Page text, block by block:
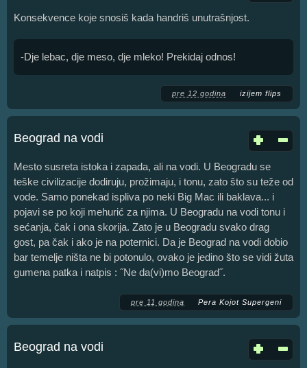
Konsekvence koje snosiš kada handriš unutrašnjost.
-Dje lebac, dje meso, dje mleko! Prekidaj odnos!
pre 12 godina izijem flips
Beograd na vodi
Mesto susreta istoka i zapada, ali na vodi. U Beogradu se
teške civilizacije dodiruju, prožimaju, i tonu, zato što su teže od
vode. Samo ponekad ispliva po neki Big Mac ili baklava... i
pojavi se po koji mehurić za njima. U Beogradu na vodi tonu i
sećanja, čak i ona skorija. Zato je u Beogradu svako drag
gost, pa čak i ako je na poternici. Da je Beograd na vodi dobio
bar temelje ništa ne bi potonulo, ovako je jedino što se vidi žuta
gumena patka i natpis : ˝Ne da(vi)mo Beograd˝.
pre 11 godina Pera Kojot Supergeni
Beograd na vodi